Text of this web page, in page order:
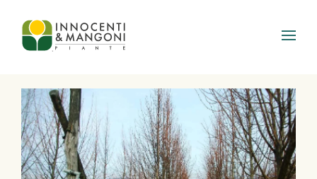
Skip to main content